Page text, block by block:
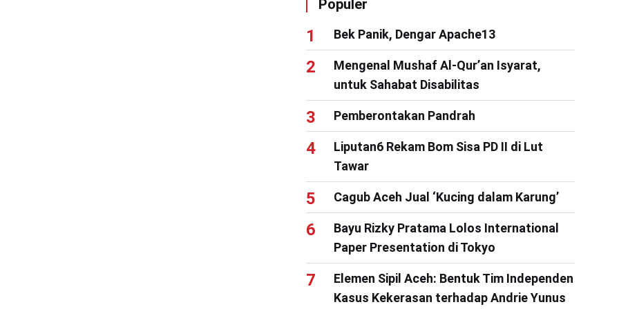
Populer
Bek Panik, Dengar Apache13
Mengenal Mushaf Al-Qur’an Isyarat,
untuk Sahabat Disabilitas
Pemberontakan Pandrah
Liputan6 Rekam Bom Sisa PD II di Lut
Tawar
Cagub Aceh Jual ‘Kucing dalam Karung’
Bayu Rizky Pratama Lolos International
Paper Presentation di Tokyo
Elemen Sipil Aceh: Bentuk Tim Independen
Kasus Kekerasan terhadap Andrie Yunus